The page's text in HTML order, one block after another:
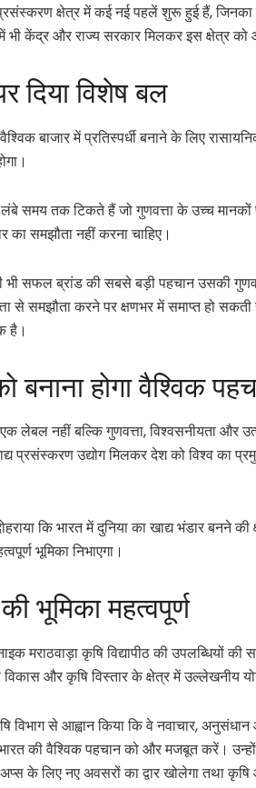
क्षेत्र में कई नई पहलें शुरू हुई हैं, जिनका
भी केंद्र और राज्य सरकार मिलकर इस क्षेत्र
दिया विशेष बल
बाजार में प्रतिस्पर्धी बनाने के लिए
लंबे समय तक टिकते हैं जो गुणवत्ता के उच्च
का समझौता नहीं करना चाहिए।
भी सफल ब्रांड की सबसे बड़ी पहचान उसकी
से समझौता करने पर क्षणभर में समाप्त हो
है।
बनाना होगा वैश्विक
लेबल नहीं बल्कि गुणवत्ता, विश्वसनीयता और
प्रसंस्करण उद्योग मिलकर देश को विश्व का
कि भारत में दुनिया का खाद्य भंडार बनने की
भूमिका निभाएगा।
भूमिका महत्वपूर्ण
मराठवाड़ा कृषि विद्यापीठ की उपलब्धियों की
विकास और कृषि विस्तार के क्षेत्र में उल्लेखनीय
कृषि विभाग से आह्वान किया कि वे नवाचार,
की वैश्विक पहचान को और मजबूत करें।
के लिए नए अवसरों का द्वार खोलेगा तथा कृषि